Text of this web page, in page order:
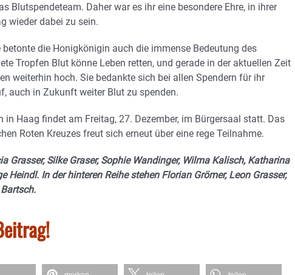
Blutspendeteam. Daher war es ihr eine besondere Ehre, in ihrer
wieder dabei zu sein.
die Honigkönigin auch die immense Bedeutung des
Tropfen Blut könne Leben retten, und gerade in der aktuellen Zeit
weiterhin hoch. Sie bedankte sich bei allen Spendern für ihr
auch in Zukunft weiter Blut zu spenden.
in Haag findet am Freitag, 27. Dezember, im Bürgersaal statt. Das
Roten Kreuzes freut sich erneut über eine rege Teilnahme.
Grasser, Silke Graser, Sophie Wandinger, Wilma Kalisch, Katharina
Heindl. In der hinteren Reihe stehen Florian Grömer, Leon Grasser,